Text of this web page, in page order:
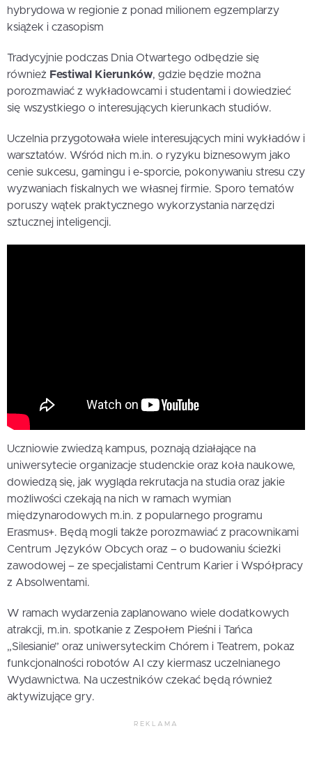
hybrydowa w regionie z ponad milionem egzemplarzy
książek i czasopism
Tradycyjnie podczas Dnia Otwartego odbędzie się
również Festiwal Kierunków, gdzie będzie można
porozmawiać z wykładowcami i studentami i dowiedzieć
się wszystkiego o interesujących kierunkach studiów.
Uczelnia przygotowała wiele interesujących mini wykładów i
warsztatów. Wśród nich m.in. o ryzyku biznesowym jako
cenie sukcesu, gamingu i e-sporcie, pokonywaniu stresu czy
wyzwaniach fiskalnych we własnej firmie. Sporo tematów
poruszy wątek praktycznego wykorzystania narzędzi
sztucznej inteligencji.
Uczniowie zwiedzą kampus, poznają działające na
uniwersytecie organizacje studenckie oraz koła naukowe,
dowiedzą się, jak wygląda rekrutacja na studia oraz jakie
możliwości czekają na nich w ramach wymian
międzynarodowych m.in. z popularnego programu
Erasmus+. Będą mogli także porozmawiać z pracownikami
Centrum Języków Obcych oraz – o budowaniu ścieżki
zawodowej – ze specjalistami Centrum Karier i Współpracy
z Absolwentami.
W ramach wydarzenia zaplanowano wiele dodatkowych
atrakcji, m.in. spotkanie z Zespołem Pieśni i Tańca
„Silesianie” oraz uniwersyteckim Chórem i Teatrem, pokaz
funkcjonalności robotów AI czy kiermasz uczelnianego
Wydawnictwa. Na uczestników czekać będą również
aktywizujące gry.
REKLAMA